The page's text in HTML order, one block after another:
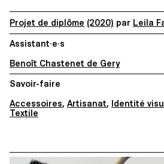
Projet de diplôme (2020) par Leila
Assistant·e·s
Benoît Chastenet de Gery
Savoir-faire
Accessoires, Artisanat, Identité
Textile